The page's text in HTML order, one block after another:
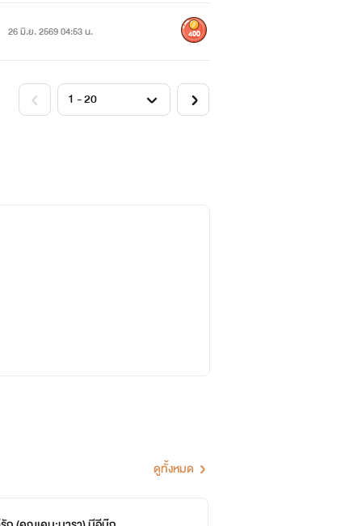
26 มิ.ย. 2569 04:53 น. 400
ดูทั้งหมด